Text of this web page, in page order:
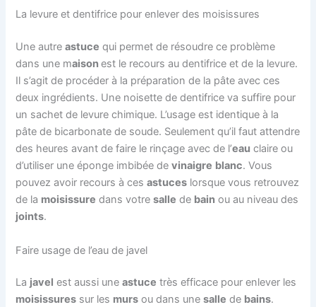
La levure et dentifrice pour enlever des moisissures
Une autreastuce qui permet de résoudre ce problème
dans une maisonest le recours au dentifrice et de la levure.
Il s’agit de procéder à la préparation de la pâte avec ces
deux ingrédients. Une noisette de dentifrice va suffire pour
un sachet de levure chimique. L’usage est identique à la
pâte de bicarbonate de soude. Seulement qu’il faut attendre
des heures avant de faire le rinçage avec de l’eau claire ou
d’utiliser une éponge imbibée devinaigre blanc. Vous
pouvez avoir recours à cesastuces lorsque vous retrouvez
de la moisissure dans votresalle de bain ou au niveau des
joints.
Faire usage de l’eau de javel
La javel est aussi uneastuce très efficace pour enlever les
moisissures sur les murs ou dans unesalle de bains.